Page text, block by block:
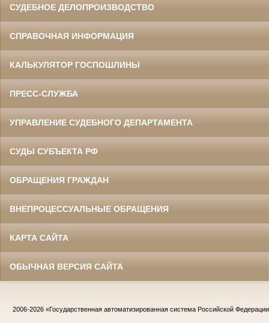
СУДЕБНОЕ ДЕЛОПРОИЗВОДСТВО
СПРАВОЧНАЯ ИНФОРМАЦИЯ
КАЛЬКУЛЯТОР ГОСПОШЛИНЫ
ПРЕСС-СЛУЖБА
УПРАВЛЕНИЕ СУДЕБНОГО ДЕПАРТАМЕНТА
СУДЫ СУБЪЕКТА РФ
ОБРАЩЕНИЯ ГРАЖДАН
ВНЕПРОЦЕССУАЛЬНЫЕ ОБРАЩЕНИЯ
КАРТА САЙТА
ОБЫЧНАЯ ВЕРСИЯ САЙТА
2006-2026 «Государственная автоматизированная система Российской